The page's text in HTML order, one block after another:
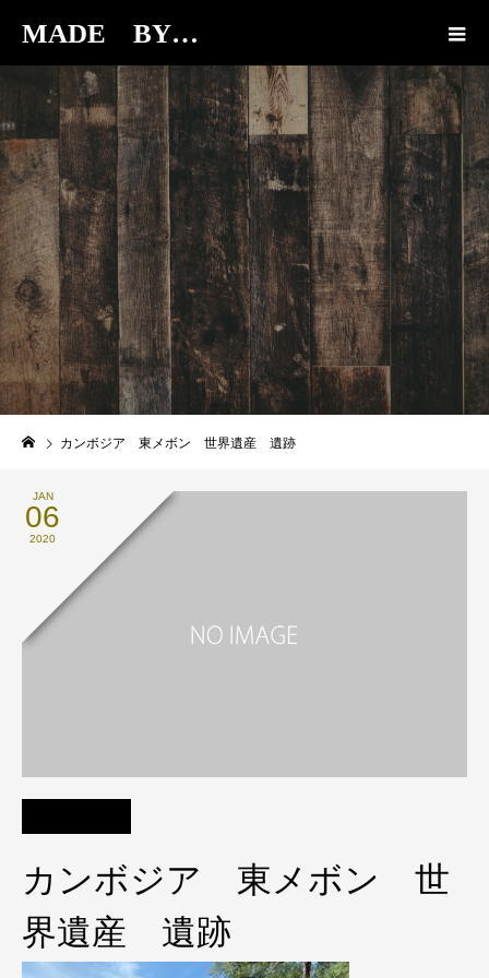
MADE BY…
BLOG
カンボジア 東メボン 世界遺産 遺跡
JAN
06
2020
カンボジア 東メボン 世
界遺産 遺跡